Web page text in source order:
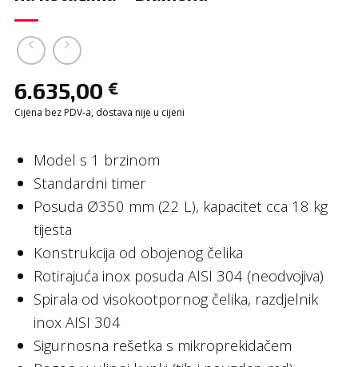
6.635,00€
Cijena bez PDV-a, dostava nije u cijeni
Model s 1 brzinom
Standardni timer
Posuda Ø350 mm (22 L), kapacitet cca 18 kg
tijesta
Konstrukcija od obojenog čelika
Rotirajuća inox posuda AISI 304 (neodvojiva)
Spirala od visokootpornog čelika, razdjelnik
inox AISI 304
Sigurnosna rešetka s mikroprekidačem